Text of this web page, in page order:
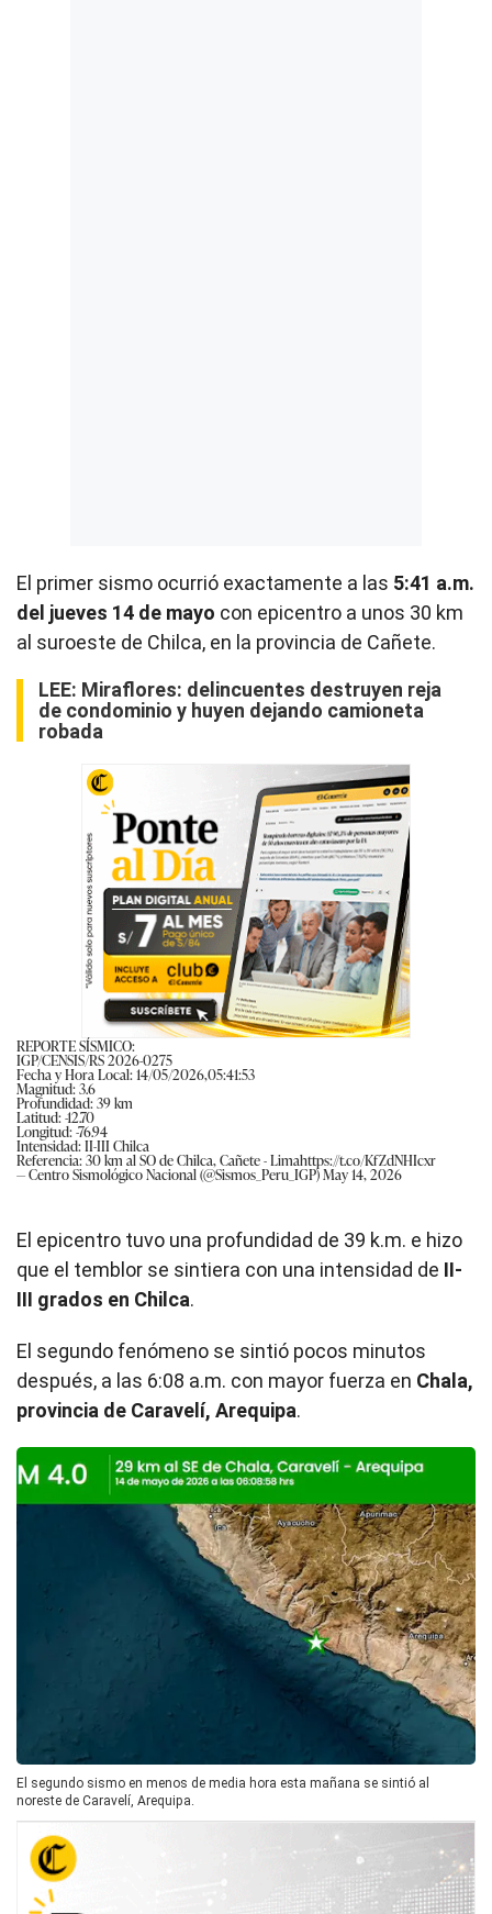
El primer sismo ocurrió exactamente a las 5:41 a.m.
del jueves 14 de mayo con epicentro a unos 30 km
al suroeste de Chilca, en la provincia de Cañete.
LEE: Miraflores: delincuentes destruyen reja
de condominio y huyen dejando camioneta
robada
REPORTE SÍSMICO:
IGP/CENSIS/RS 2026-0275
Fecha y Hora Local: 14/05/2026,05:41:53
Magnitud: 3.6
Profundidad: 39 km
Latitud: -12.70
Longitud: -76.94
Intensidad: II-III Chilca
Referencia: 30 km al SO de Chilca, Cañete - Limahttps://t.co/KfZdNHIcxr
— Centro Sismológico Nacional (@Sismos_Peru_IGP)May 14, 2026
El epicentro tuvo una profundidad de 39 k.m. e hizo
que el temblor se sintiera con una intensidad de II-
III grados en Chilca.
El segundo fenómeno se sintió pocos minutos
después, a las 6:08 a.m. con mayor fuerza en Chala,
provincia de Caravelí, Arequipa.
El segundo sismo en menos de media hora esta mañana se sintió al
noreste de Caravelí, Arequipa.